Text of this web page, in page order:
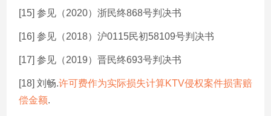
[15] 参见（2020）浙民终868号判决书
[16] 参见（2018）沪0115民初58109号判决书
[17] 参见（2019）晋民终693号判决书
[18] 刘畅.许可费作为实际损失计算KTV侵权案件损害赔
偿金额.